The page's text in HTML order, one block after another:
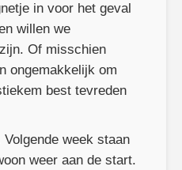
in voor het geval
willen we
Of misschien
ongemakkelijk om
best tevreden
week staan
weer aan de start.